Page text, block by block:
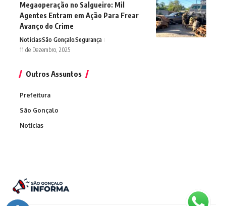
Megaoperação no Salgueiro: Mil
Agentes Entram em Ação Para Frear
Avanço do Crime
NoticiasSão GonçaloSegurança
11 de Dezembro, 2025
Outros Assuntos
Prefeitura
São Gonçalo
Noticias